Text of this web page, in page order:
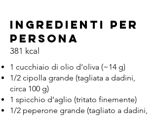
Ingredienti per
persona
381 kcal
1 cucchiaio di olio d’oliva (~14 g)
1/2 cipolla grande (tagliata a dadini,
circa 100 g)
1 spicchio d’aglio (tritato finemente)
1/2 peperone grande (tagliato a dadini,